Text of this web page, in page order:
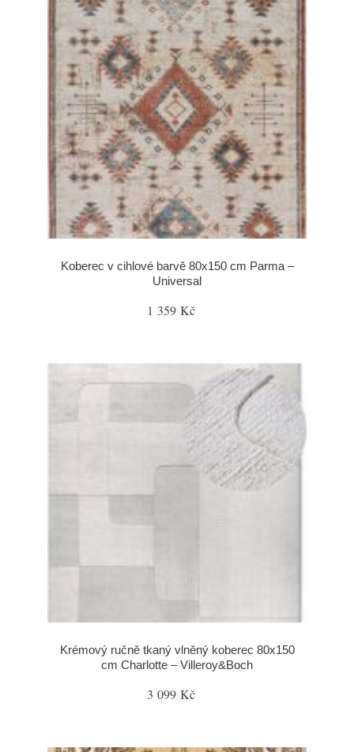
Koberec v cihlové barvě 80x150 cm Parma –
Universal
1 359 Kč
Krémový ručně tkaný vlněný koberec 80x150
cm Charlotte – Villeroy&Boch
3 099 Kč